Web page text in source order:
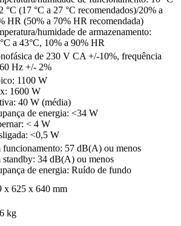
°C (17 °C a 27 °C recomendados)/20% a
HR (50% a 70% HR recomendada)
humidade de armazenamento:
a 43°C, 10% a 90% HR
de 230 V CA +/-10%, frequência
Hz +/- 2%
1100 W
1600 W
40 W (média)
de energia: <34 W
< 4 W
<0,5 W
funcionamento: 57 dB(A) ou menos
standby: 34 dB(A) ou menos
de energia: Ruído de fundo
x 625 x 640 mm
kg